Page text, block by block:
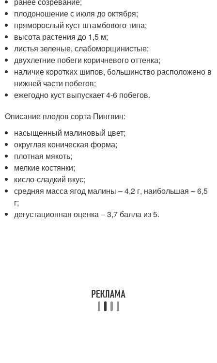
плодоношение с июля до октября;
пряморослый куст штамбового типа;
высота растения до 1,5 м;
листья зеленые, слабоморщинистые;
двухлетние побеги коричневого оттенка;
наличие коротких шипов, большинство расположено в
нижней части побегов;
ежегодно куст выпускает 4-6 побегов.
Описание плодов сорта Пингвин:
насыщенный малиновый цвет;
округлая коническая форма;
плотная мякоть;
мелкие костянки;
кисло-сладкий вкус;
средняя масса ягод малины – 4,2 г, наибольшая – 6,5
г;
дегустационная оценка – 3,7 балла из 5.